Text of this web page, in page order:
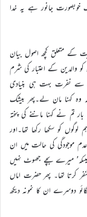
خوبصورت جانور ہے یہ خدا
کے متعلق کچھ اصول بیان
کو والدین کے اعتبار کی شرم
سے نفرت بہت ہی بنیادی
وہ کہنا مان لے۔پھر بیشک
تم نے کہنا ماننے کی پختہ
کو سکھا رکھا تھا۔اور
موجودگی کی حالت میں ان
میرے بچے جھوٹ نہیں
کرتا تھا۔ پھر حضرت اماں
دوسرے ان کا نمونہ دیکھ